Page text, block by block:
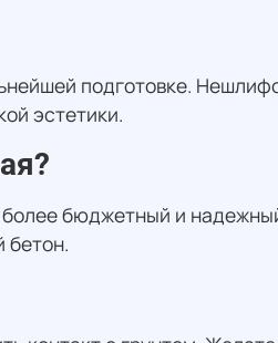
подготовке.
эстетики.
бюджетный и
бетон.